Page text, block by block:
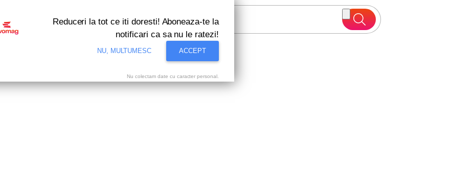
Reduceri la tot ce iti doresti! Aboneaza-te la
notificari ca sa nu le ratezi!
NU, MULTUMESC ACCEPT
Nu colectam date cu caracter personal.